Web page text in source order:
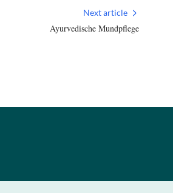
Next article
Ayurvedische Mundpflege